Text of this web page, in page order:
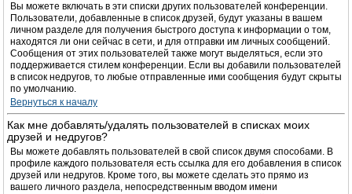
Вы можете включать в эти списки других пользователей конференции.
Пользователи, добавленные в список друзей, будут указаны в вашем
личном разделе для получения быстрого доступа к информации о том,
находятся ли они сейчас в сети, и для отправки им личных сообщений.
Сообщения от этих пользователей также могут выделяться, если это
поддерживается стилем конференции. Если вы добавили пользователей
в список недругов, то любые отправленные ими сообщения будут скрыты
по умолчанию.
Вернуться к началу
Как мне добавлять/удалять пользователей в списках моих
друзей и недругов?
Вы можете добавлять пользователей в свой список двумя способами. В
профиле каждого пользователя есть ссылка для его добавления в список
друзей или недругов. Кроме того, вы можете сделать это прямо из
вашего личного раздела, непосредственным вводом имени